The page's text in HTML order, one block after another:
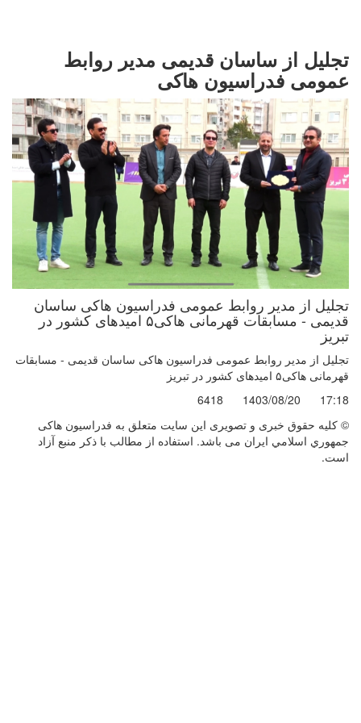
تجلیل از ساسان قدیمی مدیر روابط
عمومی فدراسیون هاکی
تجلیل از مدیر روابط عمومی فدراسیون هاکی ساسان
قدیمی - مسابقات قهرمانی هاکی۵ امیدهای کشور در
تبریز
تجلیل از مدیر روابط عمومی فدراسیون هاکی ساسان قدیمی - مسابقات
قهرمانی هاکی۵ امیدهای کشور در تبریز
17:18
1403/08/20
6418
© کليه حقوق خبری و تصويری اين سايت متعلق به فدراسيون هاکی
جمهوري اسلامي ايران می باشد. استفاده از مطالب با ذكر منبع آزاد
است.